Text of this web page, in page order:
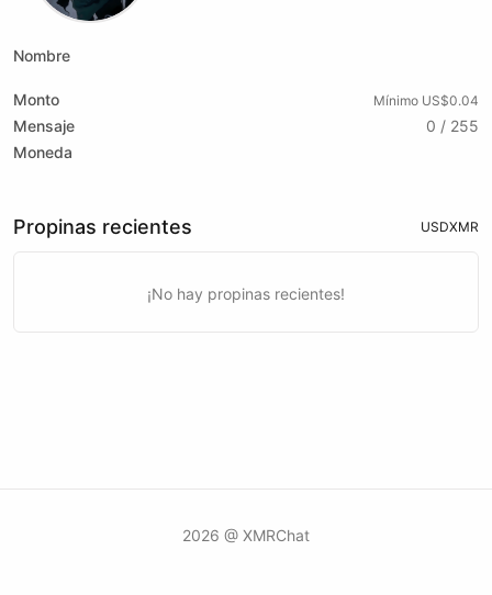
Nombre
Monto Mínimo US$0.04
Mensaje
0 / 255
Moneda
Propinas recientes USDXMR
¡No hay propinas recientes!
2026 @ XMRChat